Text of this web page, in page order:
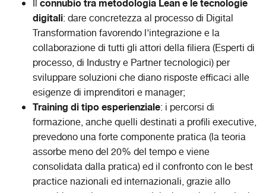
Il connubio tra metodologia Lean e le tecnologie
digitali: dare concretezza al processo di Digital
Transformation favorendo l’integrazione e la
collaborazione di tutti gli attori della filiera (Esperti di
processo, di Industry e Partner tecnologici) per
sviluppare soluzioni che diano risposte efficaci alle
esigenze di imprenditori e manager;
Training di tipo esperienziale: i percorsi di
formazione, anche quelli destinati a profili executive,
prevedono una forte componente pratica (la teoria
assorbe meno del 20% del tempo e viene
consolidata dalla pratica) ed il confronto con le best
practice nazionali ed internazionali, grazie allo